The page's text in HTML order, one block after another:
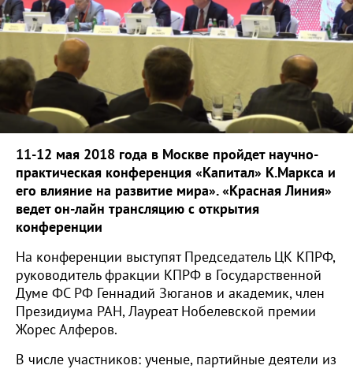
11-12 мая 2018 года в Москве пройдет научно-
практическая конференция «Капитал» К.Маркса и
его влияние на развитие мира». «Красная Линия»
ведет он-лайн трансляцию с открытия
конференции
На конференции выступят Председатель ЦК КПРФ,
руководитель фракции КПРФ в Государственной
Думе ФС РФ Геннадий Зюганов и академик, член
Президиума РАН, Лауреат Нобелевской премии
Жорес Алферов.
В числе участников: ученые, партийные деятели из